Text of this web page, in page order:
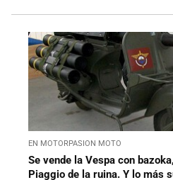
EN MOTORPASION MOTO
Se vende la Vespa con
Piaggio de la ruina. Y lo más